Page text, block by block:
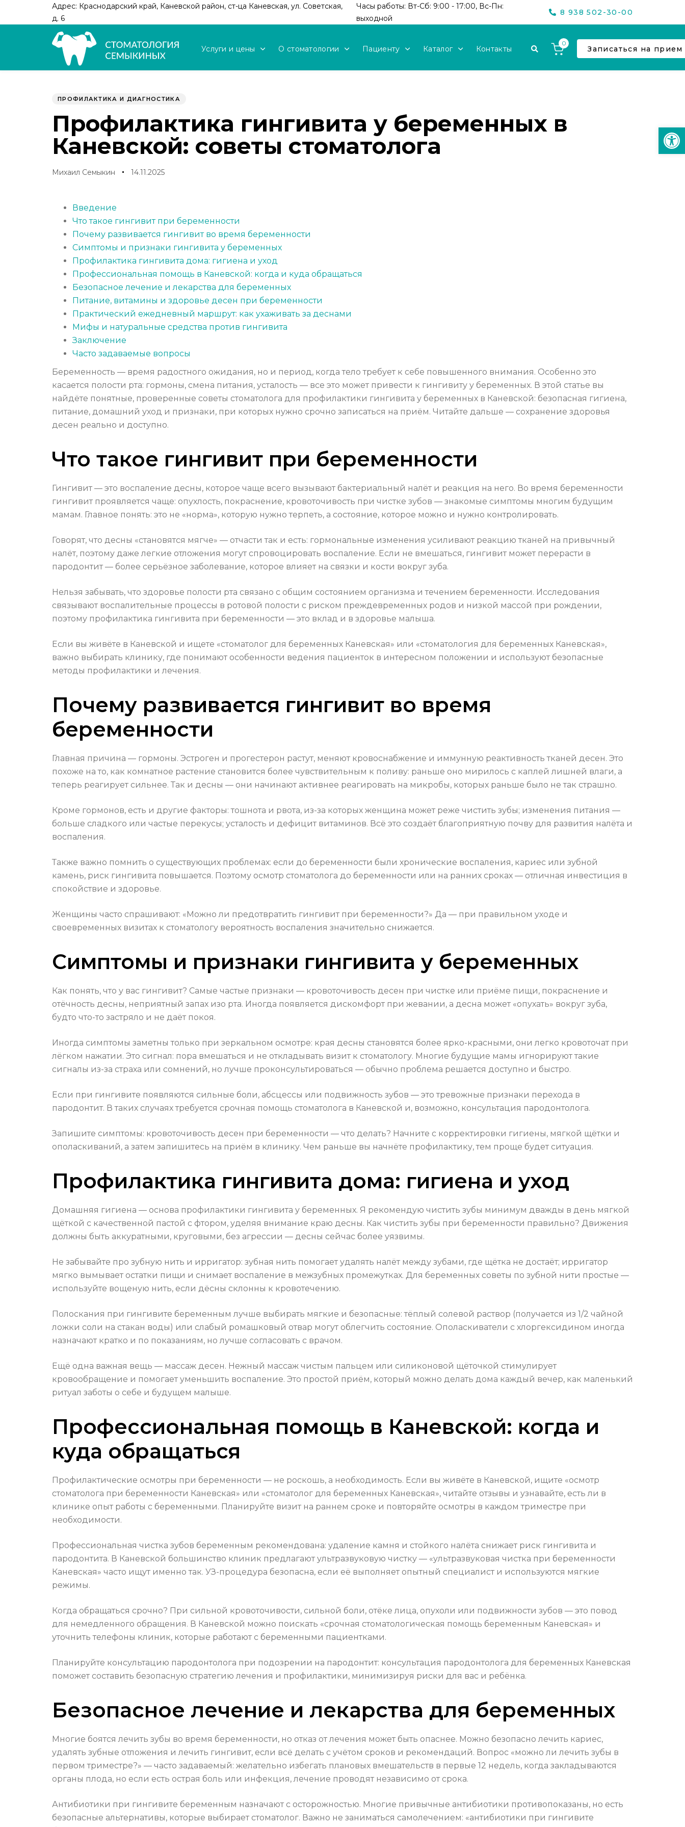
Адрес: Краснодарский край, Каневской район, ст-ца Каневская, ул. Советская,
д. 6
Часы работы: Вт-Сб: 9:00 - 17:00, Вс-Пн:
выходной
8 938 502-30-00
Услуги и цены О стоматологии Пациенту Каталог Контакты
0
Записаться на прием
ПРОФИЛАКТИКА И ДИАГНОСТИКА
Профилактика гингивита у беременных в
Каневской: советы стоматолога
Михаил Семыкин 14.11.2025
Введение
Что такое гингивит при беременности
Почему развивается гингивит во время беременности
Симптомы и признаки гингивита у беременных
Профилактика гингивита дома: гигиена и уход
Профессиональная помощь в Каневской: когда и куда обращаться
Безопасное лечение и лекарства для беременных
Питание, витамины и здоровье десен при беременности
Практический ежедневный маршрут: как ухаживать за деснами
Мифы и натуральные средства против гингивита
Заключение
Часто задаваемые вопросы
Беременность — время радостного ожидания, но и период, когда тело требует к себе повышенного внимания. Особенно это
касается полости рта: гормоны, смена питания, усталость — все это может привести к гингивиту у беременных. В этой статье вы
найдёте понятные, проверенные советы стоматолога для профилактики гингивита у беременных в Каневской: безопасная гигиена,
питание, домашний уход и признаки, при которых нужно срочно записаться на приём. Читайте дальше — сохранение здоровья
десен реально и доступно.
Что такое гингивит при беременности
Гингивит — это воспаление десны, которое чаще всего вызывают бактериальный налёт и реакция на него. Во время беременности
гингивит проявляется чаще: опухлость, покраснение, кровоточивость при чистке зубов — знакомые симптомы многим будущим
мамам. Главное понять: это не «норма», которую нужно терпеть, а состояние, которое можно и нужно контролировать.
Говорят, что десны «становятся мягче» — отчасти так и есть: гормональные изменения усиливают реакцию тканей на привычный
налёт, поэтому даже легкие отложения могут спровоцировать воспаление. Если не вмешаться, гингивит может перерасти в
пародонтит — более серьёзное заболевание, которое влияет на связки и кости вокруг зуба.
Нельзя забывать, что здоровье полости рта связано с общим состоянием организма и течением беременности. Исследования
связывают воспалительные процессы в ротовой полости с риском преждевременных родов и низкой массой при рождении,
поэтому профилактика гингивита при беременности — это вклад и в здоровье малыша.
Если вы живёте в Каневской и ищете «стоматолог для беременных Каневская» или «стоматология для беременных Каневская»,
важно выбирать клинику, где понимают особенности ведения пациенток в интересном положении и используют безопасные
методы профилактики и лечения.
Почему развивается гингивит во время
беременности
Главная причина — гормоны. Эстроген и прогестерон растут, меняют кровоснабжение и иммунную реактивность тканей десен. Это
похоже на то, как комнатное растение становится более чувствительным к поливу: раньше оно мирилось с каплей лишней влаги, а
теперь реагирует сильнее. Так и десны — они начинают активнее реагировать на микробы, которых раньше было не так страшно.
Кроме гормонов, есть и другие факторы: тошнота и рвота, из-за которых женщина может реже чистить зубы; изменения питания —
больше сладкого или частые перекусы; усталость и дефицит витаминов. Всё это создаёт благоприятную почву для развития налёта и
воспаления.
Также важно помнить о существующих проблемах: если до беременности были хронические воспаления, кариес или зубной
камень, риск гингивита повышается. Поэтому осмотр стоматолога до беременности или на ранних сроках — отличная инвестиция в
спокойствие и здоровье.
Женщины часто спрашивают: «Можно ли предотвратить гингивит при беременности?» Да — при правильном уходе и
своевременных визитах к стоматологу вероятность воспаления значительно снижается.
Симптомы и признаки гингивита у беременных
Как понять, что у вас гингивит? Самые частые признаки — кровоточивость десен при чистке или приёме пищи, покраснение и
отёчность десны, неприятный запах изо рта. Иногда появляется дискомфорт при жевании, а десна может «опухать» вокруг зуба,
будто что-то застряло и не даёт покоя.
Иногда симптомы заметны только при зеркальном осмотре: края десны становятся более ярко-красными, они легко кровоточат при
лёгком нажатии. Это сигнал: пора вмешаться и не откладывать визит к стоматологу. Многие будущие мамы игнорируют такие
сигналы из-за страха или сомнений, но лучше проконсультироваться — обычно проблема решается доступно и быстро.
Если при гингивите появляются сильные боли, абсцессы или подвижность зубов — это тревожные признаки перехода в
пародонтит. В таких случаях требуется срочная помощь стоматолога в Каневской и, возможно, консультация пародонтолога.
Запишите симптомы: кровоточивость десен при беременности — что делать? Начните с корректировки гигиены, мягкой щётки и
ополаскиваний, а затем запишитесь на приём в клинику. Чем раньше вы начнёте профилактику, тем проще будет ситуация.
Профилактика гингивита дома: гигиена и уход
Домашняя гигиена — основа профилактики гингивита у беременных. Я рекомендую чистить зубы минимум дважды в день мягкой
щёткой с качественной пастой с фтором, уделяя внимание краю десны. Как чистить зубы при беременности правильно? Движения
должны быть аккуратными, круговыми, без агрессии — десны сейчас более уязвимы.
Не забывайте про зубную нить и ирригатор: зубная нить помогает удалять налёт между зубами, где щётка не достаёт; ирригатор
мягко вымывает остатки пищи и снимает воспаление в межзубных промежутках. Для беременных советы по зубной нити простые —
используйте вощеную нить, если дёсны склонны к кровотечению.
Полоскания при гингивите беременным лучше выбирать мягкие и безопасные: тёплый солевой раствор (получается из 1/2 чайной
ложки соли на стакан воды) или слабый ромашковый отвар могут облегчить состояние. Ополаскиватели с хлоргексидином иногда
назначают кратко и по показаниям, но лучше согласовать с врачом.
Ещё одна важная вещь — массаж десен. Нежный массаж чистым пальцем или силиконовой щёточкой стимулирует
кровообращение и помогает уменьшить воспаление. Это простой приём, который можно делать дома каждый вечер, как маленький
ритуал заботы о себе и будущем малыше.
Профессиональная помощь в Каневской: когда и
куда обращаться
Профилактические осмотры при беременности — не роскошь, а необходимость. Если вы живёте в Каневской, ищите «осмотр
стоматолога при беременности Каневская» или «стоматолог для беременных Каневская», читайте отзывы и узнавайте, есть ли в
клинике опыт работы с беременными. Планируйте визит на раннем сроке и повторяйте осмотры в каждом триместре при
необходимости.
Профессиональная чистка зубов беременным рекомендована: удаление камня и стойкого налёта снижает риск гингивита и
пародонтита. В Каневской большинство клиник предлагают ультразвуковую чистку — «ультразвуковая чистка при беременности
Каневская» часто ищут именно так. УЗ-процедура безопасна, если её выполняет опытный специалист и используются мягкие
режимы.
Когда обращаться срочно? При сильной кровоточивости, сильной боли, отёке лица, опухоли или подвижности зубов — это повод
для немедленного обращения. В Каневской можно поискать «срочная стоматологическая помощь беременным Каневская» и
уточнить телефоны клиник, которые работают с беременными пациентками.
Планируйте консультацию пародонтолога при подозрении на пародонтит: консультация пародонтолога для беременных Каневская
поможет составить безопасную стратегию лечения и профилактики, минимизируя риски для вас и ребёнка.
Безопасное лечение и лекарства для беременных
Многие боятся лечить зубы во время беременности, но отказ от лечения может быть опаснее. Можно безопасно лечить кариес,
удалять зубные отложения и лечить гингивит, если всё делать с учётом сроков и рекомендаций. Вопрос «можно ли лечить зубы в
первом триместре?» — часто задаваемый: желательно избегать плановых вмешательств в первые 12 недель, когда закладываются
органы плода, но если есть острая боль или инфекция, лечение проводят независимо от срока.
Антибиотики при гингивите беременным назначают с осторожностью. Многие привычные антибиотики противопоказаны, но есть
безопасные альтернативы, которые выбирает стоматолог. Важно не заниматься самолечением: «антибиотики при гингивите